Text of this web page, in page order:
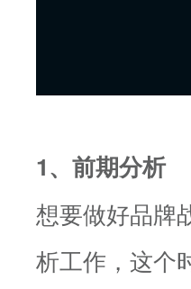
1、前期分析
想要做好品牌
析工作，这个